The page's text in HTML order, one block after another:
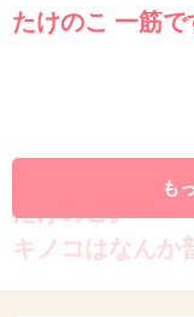
たけのこ 一筋で
たけのこ。
キノコはなんか
も